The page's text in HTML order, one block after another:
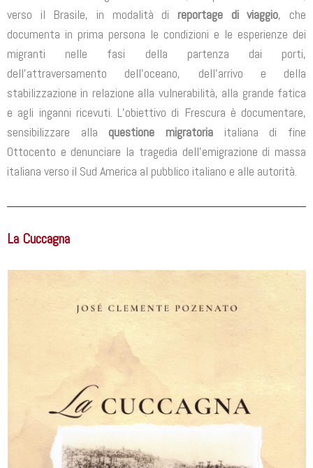
verso il Brasile, in modalità di reportage di viaggio, che
documenta in prima persona le condizioni e le esperienze dei
migranti nelle fasi della partenza dai porti,
dell’attraversamento dell’oceano, dell’arrivo e della
stabilizzazione in relazione alla vulnerabilità, alla grande fatica
e agli inganni ricevuti. L’obiettivo di Frescura è documentare,
sensibilizzare alla questione migratoria italiana di fine
Ottocento e denunciare la tragedia dell’emigrazione di massa
italiana verso il Sud America al pubblico italiano e alle autorità.
La Cuccagna